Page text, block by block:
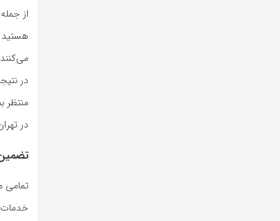
از
هستید
در
منتظر
در
تمامی
خدمات